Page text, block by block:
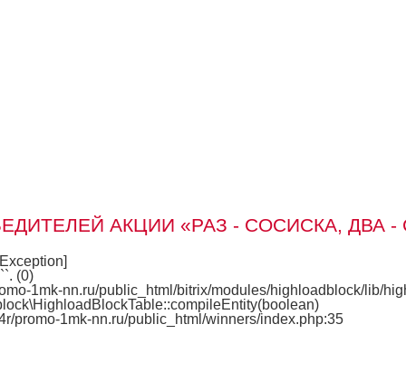
АКЦИИ «РАЗ - СОСИСКА, ДВА -
(0)
1mk-nn.ru/public_html/bitrix/modules/highloadblock/lib/